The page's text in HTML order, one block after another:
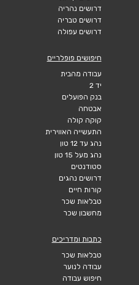
דרושים נהריה
דרושים טבריה
דרושים עפולה
חיפושים פופלריים
עבודה מהבית
יד 2
בנק הפועלים
אבטחה
קוקה קולה
התעשייה האווירית
נהג עד 12 טון
נהג מעל 15 טון
סטודנטים
דרושים נהגים
קורות חיים
טבלאות שכר
מחשבון שכר
כתבות ומדריכים
טבלאות שכר
עבודה לנוער
חיפוש עבודה